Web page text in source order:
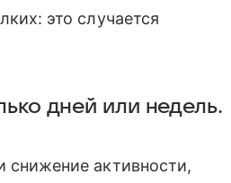
это случается
дней или недель.
снижение активности,